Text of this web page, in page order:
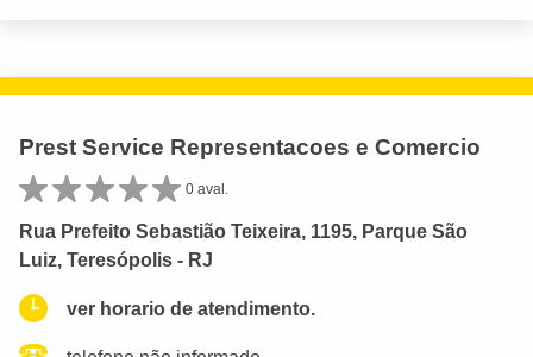
Prest Service Representacoes e Comercio
0 aval.
Rua Prefeito Sebastião Teixeira, 1195, Parque São
Luiz, Teresópolis - RJ
ver horario de atendimento.